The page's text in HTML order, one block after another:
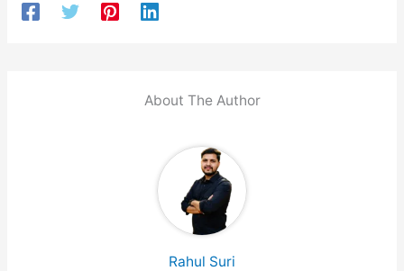
About The Author
Rahul Suri